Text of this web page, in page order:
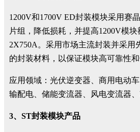
1200V和1700V ED封装模块采用赛
片组，降低损耗，并提高1200V模
2X750A。采用市场主流封装并采用
的封装材料，以保证模块高可靠性和
应用领域：光伏逆变器、商用电动车
输配电、储能变流器、风电变流器、
3、ST封装模块产品